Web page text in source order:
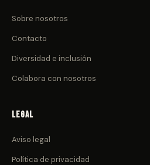
Sobre nosotros
Contacto
Diversidad e inclusión
Colabora con nosotros
Legal
Aviso legal
Política de privacidad